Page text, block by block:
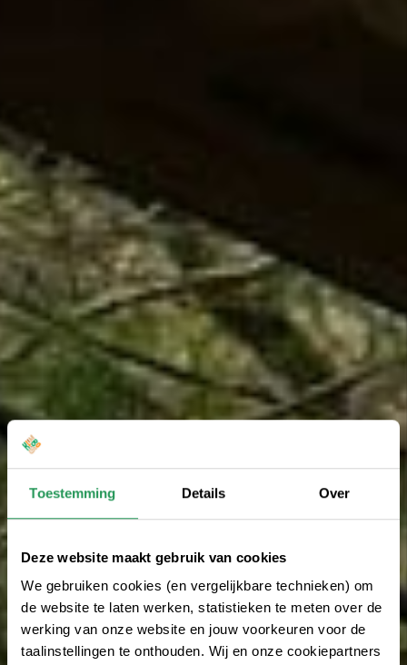
Toestemming Details Over
Deze website maakt gebruik van cookies
We gebruiken cookies (en vergelijkbare technieken) om
de website te laten werken, statistieken te meten over de
werking van onze website en jouw voorkeuren voor de
taalinstellingen te onthouden. Wij en onze cookiepartners